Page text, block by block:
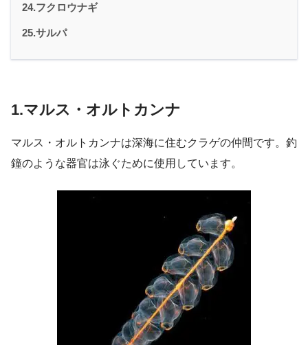
24.フクロウナギ
25.サルパ
1.マルス・オルトカンナ
マルス・オルトカンナは深海に住むクラゲの仲間です。釣
鐘のような器官は泳ぐために使用しています。